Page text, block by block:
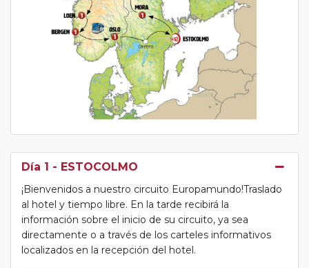
Día 1 - ESTOCOLMO
¡Bienvenidos a nuestro circuito Europamundo!Traslado
al hotel y tiempo libre. En la tarde recibirá la
información sobre el inicio de su circuito, ya sea
directamente o a través de los carteles informativos
localizados en la recepción del hotel.